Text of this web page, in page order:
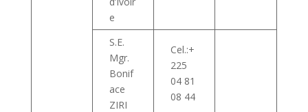
e
S.E.
Mgr.
Bonif
ace
ZIRI
Cel.:+
225
04 81
08 44